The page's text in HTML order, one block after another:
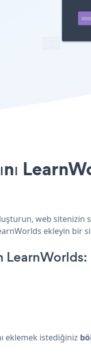
web sitenizin
ekleyin bir
LearnWorlds:
eklemek istediğiniz